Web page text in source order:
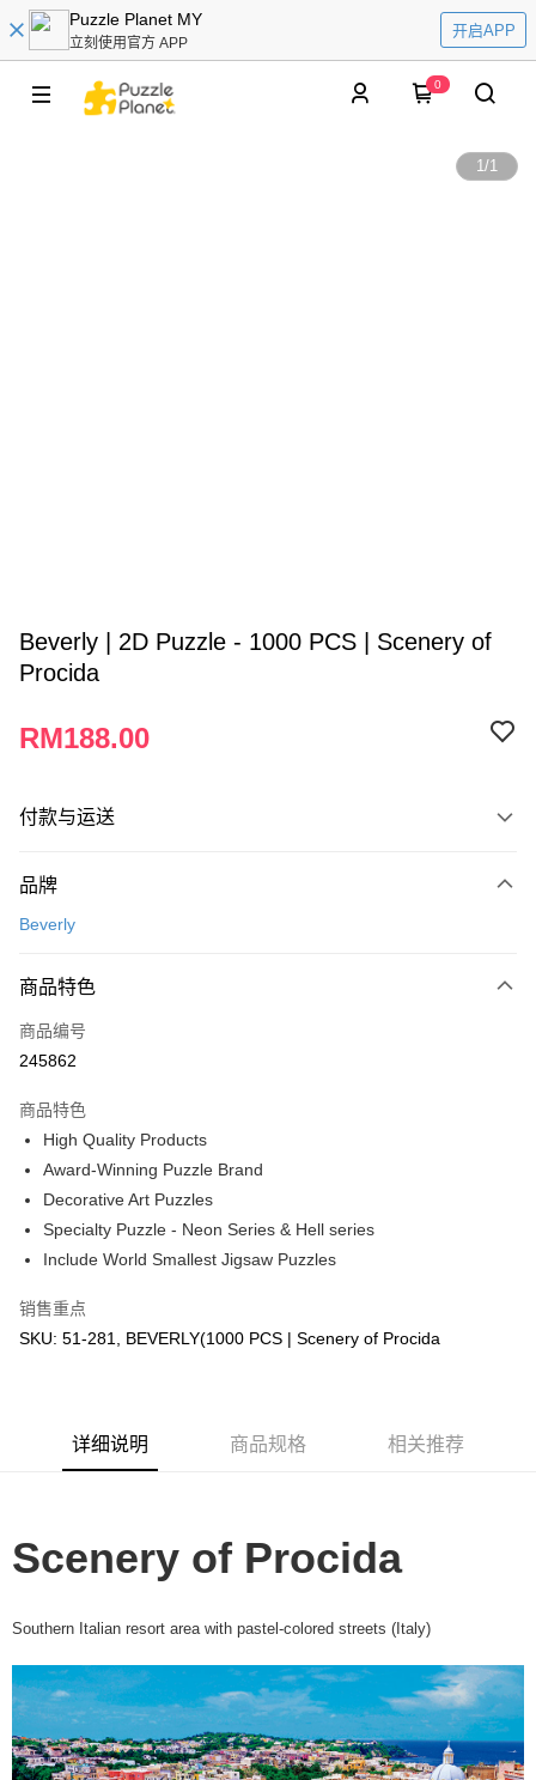
Puzzle Planet MY
立刻使用官方 APP
开启APP
0
1/1
Beverly | 2D Puzzle - 1000 PCS | Scenery of
Procida
RM188.00
付款与运送
信用卡一次付清
相关说明
只有马来亚银行、联昌国际银行、大众银行、兴业银行、香港隆丰银行、伊
斯兰银行、AmBank、BSN Bank
Boost
GrabPay
运送方式
Free Shipping (Min RM100) within West Malaysia!
Free Shipping (Min RM100.00) within West Malaysia!
免运费
品牌
Beverly
商品特色
商品编号
245862
商品特色
High Quality Products
Award-Winning Puzzle Brand
Decorative Art Puzzles
Specialty Puzzle - Neon Series & Hell series
Include World Smallest Jigsaw Puzzles
销售重点
SKU: 51-281, BEVERLY(1000 PCS | Scenery of Procida
详细说明 商品规格 相关推荐
Scenery of Procida
Southern Italian resort area with pastel-colored streets (Italy)